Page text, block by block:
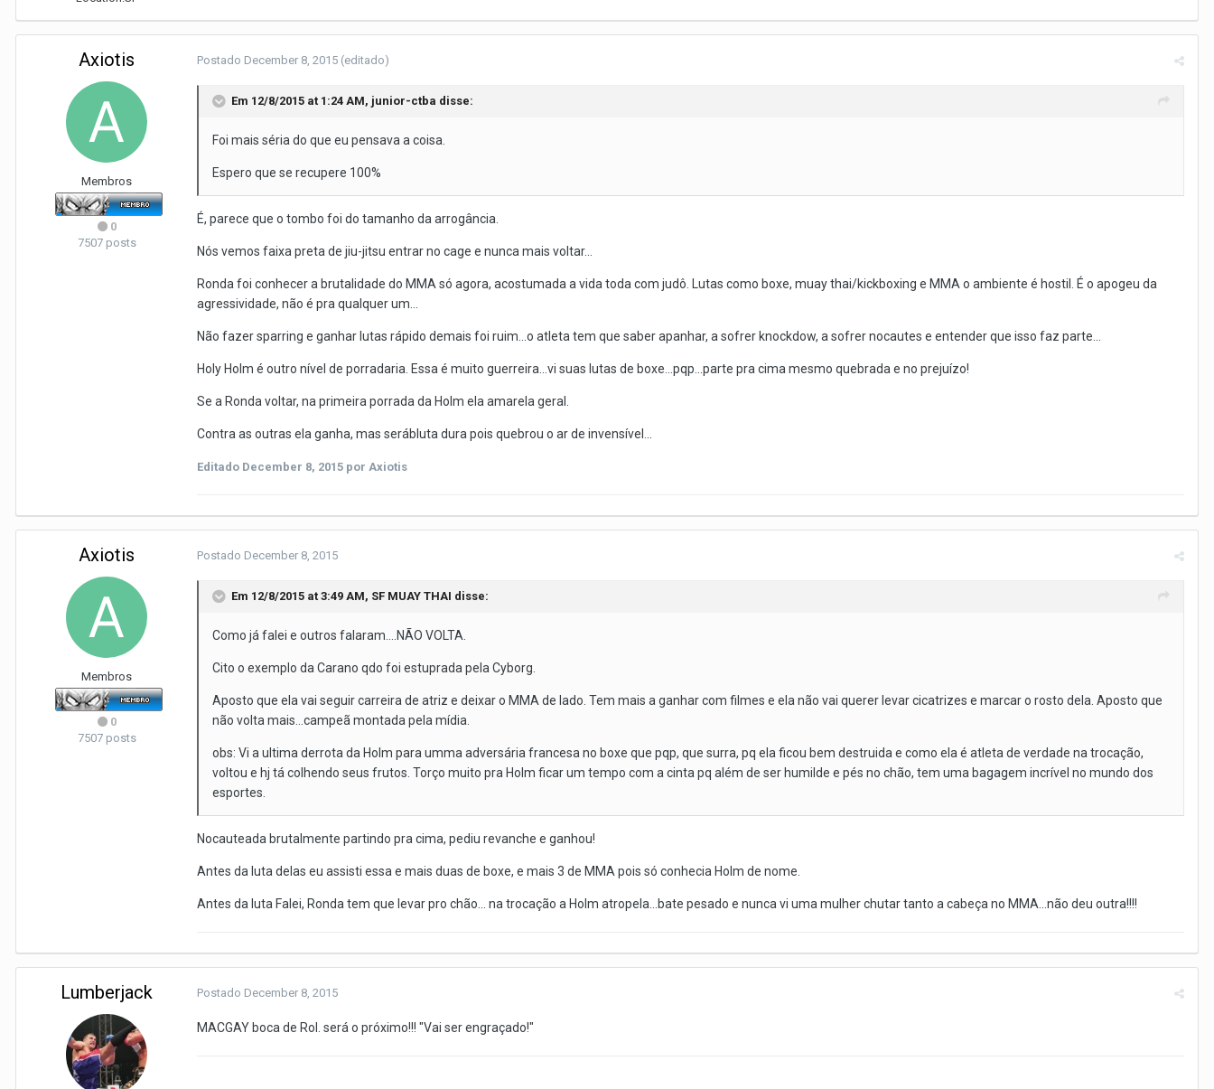
Axiotis
Membros
0
7507 posts
Postado December 8, 2015 (editado)
Em 12/8/2015 at 1:24 AM, junior-ctba disse:
Foi mais séria do que eu pensava a coisa.
Espero que se recupere 100%
É, parece que o tombo foi do tamanho da arrogância.
Nós vemos faixa preta de jiu-jitsu entrar no cage e nunca mais voltar...
Ronda foi conhecer a brutalidade do MMA só agora, acostumada a vida toda com judô. Lutas como boxe, muay thai/kickboxing e MMA o ambiente é hostil. É o apogeu da
agressividade, não é pra qualquer um...
Não fazer sparring e ganhar lutas rápido demais foi ruim...o atleta tem que saber apanhar, a sofrer knockdow, a sofrer nocautes e entender que isso faz parte...
Holy Holm é outro nível de porradaria. Essa é muito guerreira...vi suas lutas de boxe...pqp...parte pra cima mesmo quebrada e no prejuízo!
Se a Ronda voltar, na primeira porrada da Holm ela amarela geral.
Contra as outras ela ganha, mas serábluta dura pois quebrou o ar de invensível...
Editado December 8, 2015 por Axiotis
Axiotis
Membros
0
7507 posts
Postado December 8, 2015
Em 12/8/2015 at 3:49 AM, SF MUAY THAI disse:
Como já falei e outros falaram....NÃO VOLTA.
Cito o exemplo da Carano qdo foi estuprada pela Cyborg.
Aposto que ela vai seguir carreira de atriz e deixar o MMA de lado. Tem mais a ganhar com filmes e ela não vai querer levar cicatrizes e marcar o rosto dela. Aposto que
não volta mais...campeã montada pela mídia.
obs: Vi a ultima derrota da Holm para umma adversária francesa no boxe que pqp, que surra, pq ela ficou bem destruida e como ela é atleta de verdade na trocação,
voltou e hj tá colhendo seus frutos. Torço muito pra Holm ficar um tempo com a cinta pq além de ser humilde e pés no chão, tem uma bagagem incrível no mundo dos
esportes.
Nocauteada brutalmente partindo pra cima, pediu revanche e ganhou!
Antes da luta delas eu assisti essa e mais duas de boxe, e mais 3 de MMA pois só conhecia Holm de nome.
Antes da luta Falei, Ronda tem que levar pro chão... na trocação a Holm atropela...bate pesado e nunca vi uma mulher chutar tanto a cabeça no MMA...não deu outra!!!!
Lumberjack Postado December 8, 2015
MACGAY boca de Rol. será o próximo!!! "Vai ser engraçado!"